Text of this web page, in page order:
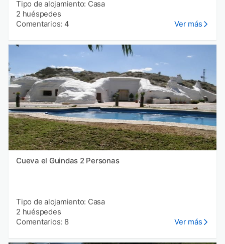
Tipo de alojamiento: Casa
2 huéspedes
Comentarios: 4
Ver más
Cueva el Guindas 2 Personas
Tipo de alojamiento: Casa
2 huéspedes
Comentarios: 8
Ver más